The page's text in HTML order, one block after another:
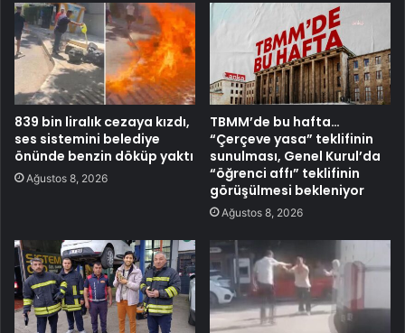
839 bin liralık cezaya kızdı,
ses sistemini belediye
önünde benzin döküp yaktı
Ağustos 8, 2026
TBMM’de bu hafta…
“Çerçeve yasa” teklifinin
sunulması, Genel Kurul’da
“öğrenci affı” teklifinin
görüşülmesi bekleniyor
Ağustos 8, 2026